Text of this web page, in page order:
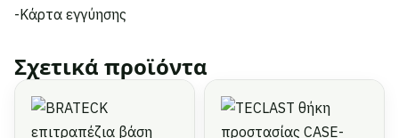
-Κάρτα εγγύησης
Σχετικά προϊόντα